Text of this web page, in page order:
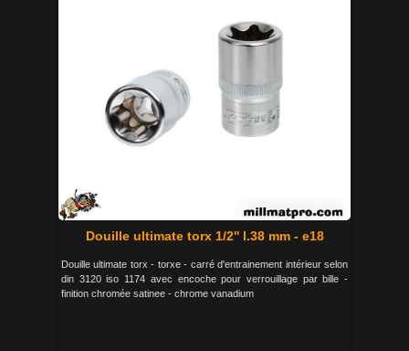
Douille ultimate torx 1/2'' l.38 mm - e18
Douille ultimate torx - torxe - carré d'entrainement intérieur selon
din 3120 iso 1174 avec encoche pour verrouillage par bille -
finition chromée satinee - chrome vanadium